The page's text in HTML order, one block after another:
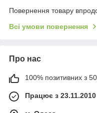
Повернення товару
Всі умови повернення
Про нас
100% позитивних з 50
Працює з 23.11.2010